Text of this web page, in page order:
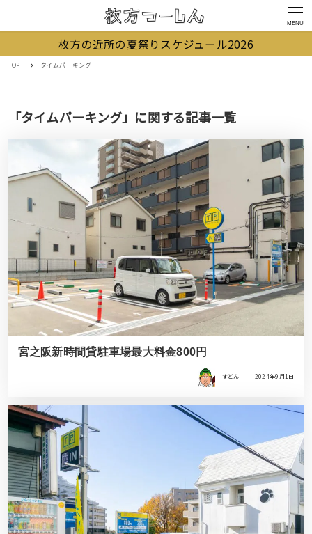
MENU
枚方の近所の夏祭りスケジュール2026
TOP タイムパーキング
「タイムパーキング」に関する記事一覧
宮之阪新時間貸駐車場最大料金800円
すどん 2024年9月1日